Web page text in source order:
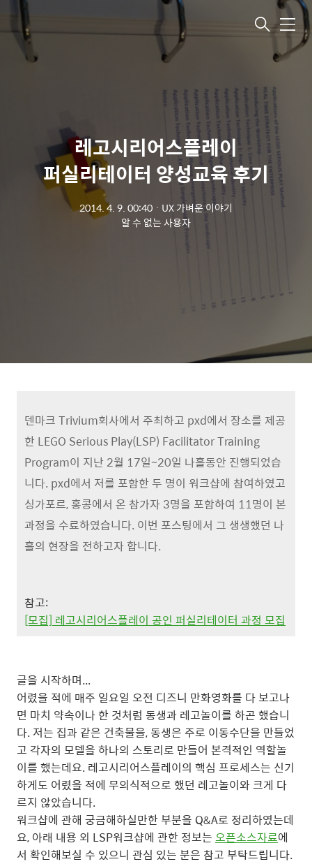
메뉴
레고시리어스플레이
퍼실리테이터 양성교육 후기
2014. 4. 9. 00:40 ㆍ UX 가벼운 이야기
알 수 없는 사용자
덴마크 Trivium회사에서 주최하고 pxd에서 장소를 제공
한 LEGO Serious Play(LSP) Facilitator Training
Program이 지난 2월 17일~20일 나흘동안 진행되었습
니다. pxd에서 저를 포함한 두 명이 워크샵에 참여하였고
싱가포르, 홍콩에서 온 참가자 3명을 포함하여 11명이 본
과정을 수료하였습니다. 이번 포스팅에서 그 생생했던 나
흘의 현장을 전하고자 합니다.
참고:
[모집] 레고시리어스플레이 공인 퍼실리테이터 과정 모집
글을 시작하며...
어렸을 적에 매주 일요일 오전 디즈니 만화영화를 다 보고나
면 마치 약속이나 한 것처럼 동생과 레고놀이를 하곤 했습니
다. 저는 집과 같은 건축물을, 동생은 주로 이동수단을 만들었
고 각자의 모델을 하나의 스토리로 만들어 본격적인 역할놀
이를 했는데요. 레고시리어스플레이의 핵심 프로세스는 신기
하게도 어렸을 적에 무의식적으로 했던 레고놀이와 크게 다
르지 않았습니다.
워크샵에 관해 궁금해하실만한 부분을 Q&A로 정리하였는데
요, 아래 내용 외 LSP워크샵에 관한 정보는 오픈소스자료에
서 확인해보실 수 있으니 관심 있는 분은 참고 부탁드립니다.